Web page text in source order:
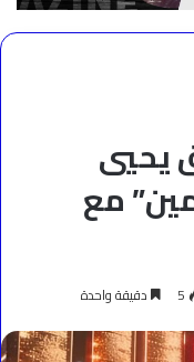
يحيي
مع
5 دقيقة واحدة